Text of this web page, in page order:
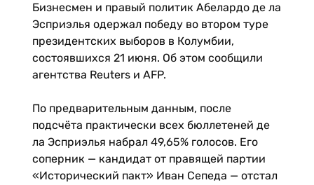
Бизнесмен и правый политик Абелардо де ла
Эсприэлья одержал победу во втором туре
президентских выборов в Колумбии,
состоявшихся 21 июня. Об этом сообщили
агентства Reuters и AFP.
По предварительным данным, после
подсчёта практически всех бюллетеней де
ла Эсприэлья набрал 49,65% голосов. Его
соперник — кандидат от правящей партии
«Исторический пакт» Иван Сепеда — отстал